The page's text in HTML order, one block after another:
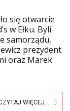
się otwarcie
w Ełku. Byli
samorządu,
prezydent
oraz Marek
WIĘCEJ...